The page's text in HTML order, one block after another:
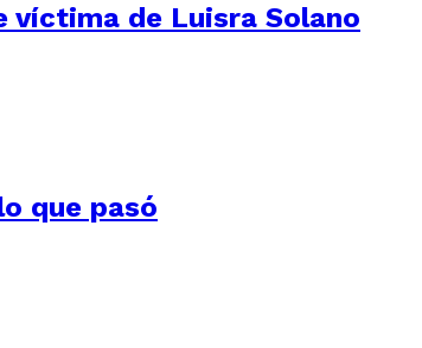
víctima de Luisra Solano
que pasó